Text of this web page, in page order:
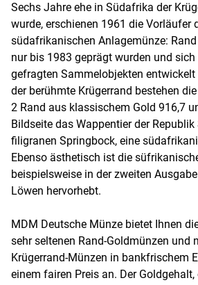
Sechs Jahre ehe in Südafrika der
wurde, erschienen 1961 die Vorläufer
südafrikanischen Anlagemünze:
nur bis 1983 geprägt wurden und
gefragten Sammelobjekten entwickelt
der berühmte Krügerrand bestehen
2 Rand aus klassischem Gold 916,7
Bildseite das Wappentier der
filigranen Springbock, eine
Ebenso ästhetisch ist die
beispielsweise in der zweiten
Löwen hervorhebt.
MDM Deutsche Münze bietet Ihnen
sehr seltenen Rand-Goldmünzen und
Krügerrand-Münzen in bankfrischem
einem fairen Preis an. Der Goldgehalt,